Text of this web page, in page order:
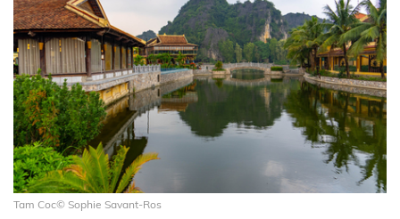
Tam Coc© Sophie Savant-Ros